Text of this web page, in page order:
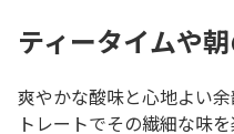
ティータイムや
爽やかな酸味と心地よい
トレートでその繊細な味